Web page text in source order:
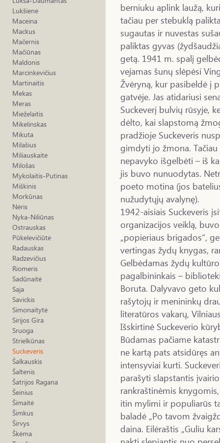
Lukšienė
Maceina
Mackus
Mačernis
Mačiūnas
Maldonis
Marcinkevičius
Martinaitis
Mekas
Meras
Mieželaitis
Mikelinskas
Mikuta
Milašius
Miliauskaitė
Milošas
Mykolaitis-Putinas
Miškinis
Morkūnas
Nėris
Nyka-Niliūnas
Ostrauskas
Pūkelevičiūtė
Radauskas
Radzevičius
Riomeris
Sadūnaitė
Saja
Savickis
Simonaitytė
Sirijos Gira
Sruoga
Strielkūnas
Suckeveris
Šalkauskis
Šaltenis
Šatrijos Ragana
Šeinius
Šimaitė
Šimkus
Širvys
Škėma
berniuku aplink laužą,
tačiau per stebuklą
sugautas ir nuvestas
paliktas gyvas
getą. 1941 m. spalį
vejamas šunų slėpėsi
Žvėryną, kur pasibeldė į
gatvėje. Jas atidariusi
Suckeverį bulvių rūsyje,
dėlto, kai slapstomą
pradžioje Suckeveris
gimdyti jo žmona.
nepavyko išgelbėti – iš
jis buvo nunuodytas.
poeto motina (jos
nužudytųjų avalynę).
1942-aisiais Suckeveris
organizacijos veiklą,
„popieriaus brigados“,
vertingas žydų knygas,
Gelbėdamas žydų
pagalbininkais –
Boruta. Dalyvavo geto
rašytojų ir menininkų
literatūros vakarų,
Išskirtinė Suckeverio
Būdamas pačiame
ne kartą pats atsidūręs
intensyviai kurti.
parašyti slapstantis
rankraštinėmis
itin mylimi ir populiarūs
baladė „Po tavom
daina. Eilėraštis „Guliu